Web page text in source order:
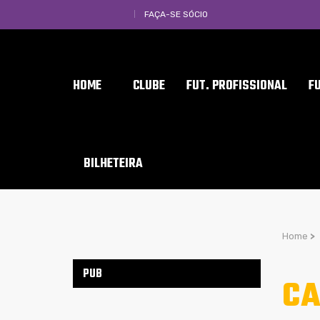
FAÇA-SE SÓCIO
HOME CLUBE FUT. PROFISSIONAL
BILHETEIRA
Home >
PUB